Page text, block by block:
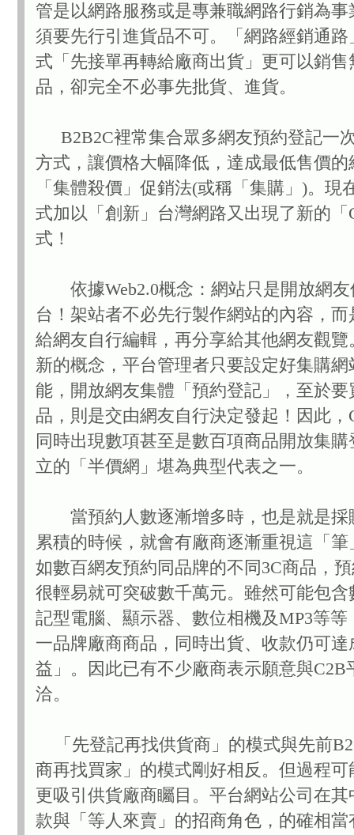
管是以網路服務或是專兼職網路行銷為事
須要先行引進貨品不可。「網路經銷通路
式「先接單再轉給廠商出貨」更可以銷售
品，卻完全不必事先批貨、進貨。
B2B2C裡常集合眾多網友預約登記一
方式，讓價格大幅降低，達成最低售價的
「集體殺價」促銷法(或稱「集購」)。現
式加以「創新」台灣網路又出現了新的「
式！
依據Web2.0概念：網站只是開放網友
台！架站者不必先行製作網站的內容，而
給網友自行編輯，再分享給其他網友觀覽
新的概念，平台管理者只要設定好集購網
能，開放網友集體「預約登記」，至於要
品，則是交由網友自行決定發起！因此，
同時出現數項甚至是數百項商品開放集購
立的「半價網」堪為典型代表之一。
當預約人數逐漸增多時，也是就是採
累積的時候，就會有廠商逐漸重視這「筆
如數百網友預約同品牌的不同3C商品，
很輕易就可突破數千萬元。雖然可能包含
記型電腦、顯示器、數位相機及MP3等等
一品牌廠商商品，同時出貨、收款仍可達
益」。因此已有不少廠商表示願意與C2B
洽。
「先登記再找供貨商」的模式與先前
商再找買家」的模式剛好相反。但過程可
更吸引供貨廠商矚目。平台網站公司在其
款與「等人來賣」的招商角色，的確相當